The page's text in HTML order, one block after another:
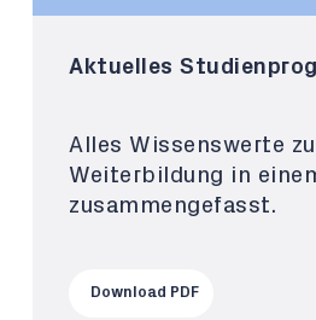
Aktuelles
Alles Wissenswerte
Weiterbildung in
zusammengefasst.
Download PDF